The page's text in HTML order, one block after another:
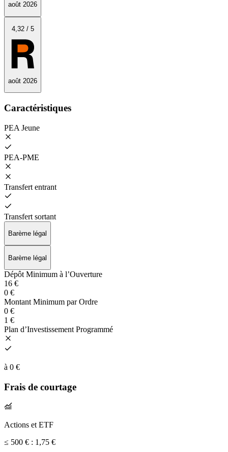
août 2026
4,32/ 5
août 2026
Caractéristiques
PEA Jeune
PEA‑PME
Transfert entrant
Transfert sortant
Barème légal
Barème légal
Dépôt Minimum à l’Ouverture
16 €
0 €
Montant Minimum par Ordre
0 €
1 €
Plan d’Investissement Programmé
à 0 €
Frais de courtage
Actions et ETF
≤ 500 € : 1,75 €